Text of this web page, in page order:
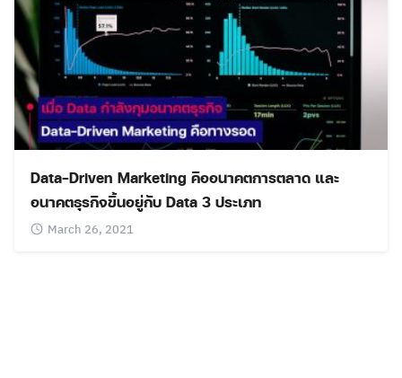
Data-Driven Marketing คืออนาคตการตลาด และ
อนาคตธุรกิจขึ้นอยู่กับ Data 3 ประเภท
March 26, 2021